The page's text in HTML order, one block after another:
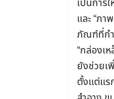
เป็นการ
และ “ภ
ภัณฑ์ที่กำ
“กล่องเ
ยังช่วยเ
ตั้งแต่แร